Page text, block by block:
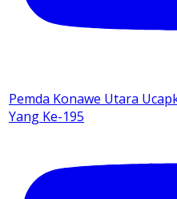
Pemda Konawe Utara
Yang Ke-195